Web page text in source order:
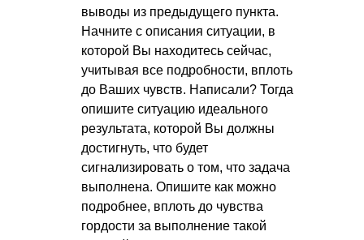
выводы из предыдущего пункта.
Начните с описания ситуации, в
которой Вы находитесь сейчас,
учитывая все подробности, вплоть
до Ваших чувств. Написали? Тогда
опишите ситуацию идеального
результата, которой Вы должны
достигнуть, что будет
сигнализировать о том, что задача
выполнена. Опишите как можно
подробнее, вплоть до чувства
гордости за выполнение такой